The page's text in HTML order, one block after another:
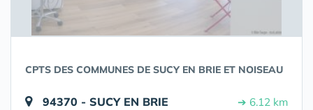
CPTS DES COMMUNES DE SUCY EN BRIE ET NOISEAU
94370 - SUCY EN BRIE ➔ 6.12 km